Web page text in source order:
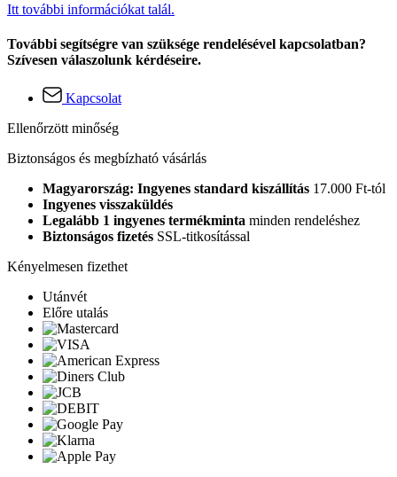
Itt további információkat talál.
További segítségre van szüksége rendelésével kapcsolatban?
Szívesen válaszolunk kérdéseire.
Kapcsolat
Ellenőrzött minőség
Biztonságos és megbízható vásárlás
Magyarország: Ingyenes standard kiszállítás 17.000 Ft-tól
Ingyenes visszaküldés
Legalább 1 ingyenes termékminta minden rendeléshez
Biztonságos fizetés SSL-titkosítással
Kényelmesen fizethet
Utánvét
Előre utalás